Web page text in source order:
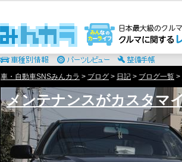
車・自動車SNSみんカラ > ブログ > 日記 > ブログ一覧 >
メンテナンスがカスタマ